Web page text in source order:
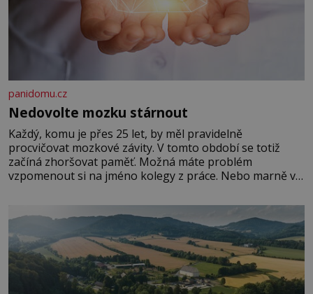
panidomu.cz
Nedovolte mozku stárnout
Každý, komu je přes 25 let, by měl pravidelně
procvičovat mozkové závity. V tomto období se totiž
začíná zhoršovat paměť. Možná máte problém
vzpomenout si na jméno kolegy z práce. Nebo marně v
Je to opravdu tak, s věkem jako kdyby se paměť
rozhodla stávkovat. Cvičte